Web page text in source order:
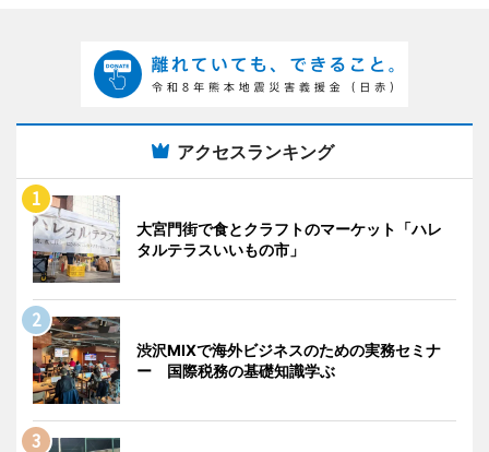
アクセスランキング
大宮門街で食とクラフトのマーケット「ハレ
タルテラスいいもの市」
渋沢MIXで海外ビジネスのための実務セミナ
ー 国際税務の基礎知識学ぶ